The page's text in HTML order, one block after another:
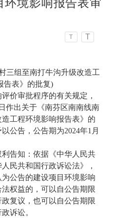
环境影响报告表审
T T
三组至南打牛沟升级改造工
告表》的批复)
价审批程序的有关规定，
作出关于《南芬区南南线南
工程环境影响报告表》的
公告，公告期为2024年1月
告知：依据《中华人民共
民共和国行政诉讼法》，
公告的建设项目环境影响
权益的，可以自公告期限
复议，也可以自公告期限
诉讼。